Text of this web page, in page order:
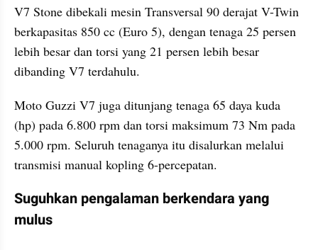
V7 Stone dibekali mesin Transversal 90 derajat V-Twin
berkapasitas 850 cc (Euro 5), dengan tenaga 25 persen
lebih besar dan torsi yang 21 persen lebih besar
dibanding V7 terdahulu.
Moto Guzzi V7 juga ditunjang tenaga 65 daya kuda
(hp) pada 6.800 rpm dan torsi maksimum 73 Nm pada
5.000 rpm. Seluruh tenaganya itu disalurkan melalui
transmisi manual kopling 6-percepatan.
Suguhkan pengalaman berkendara yang
mulus